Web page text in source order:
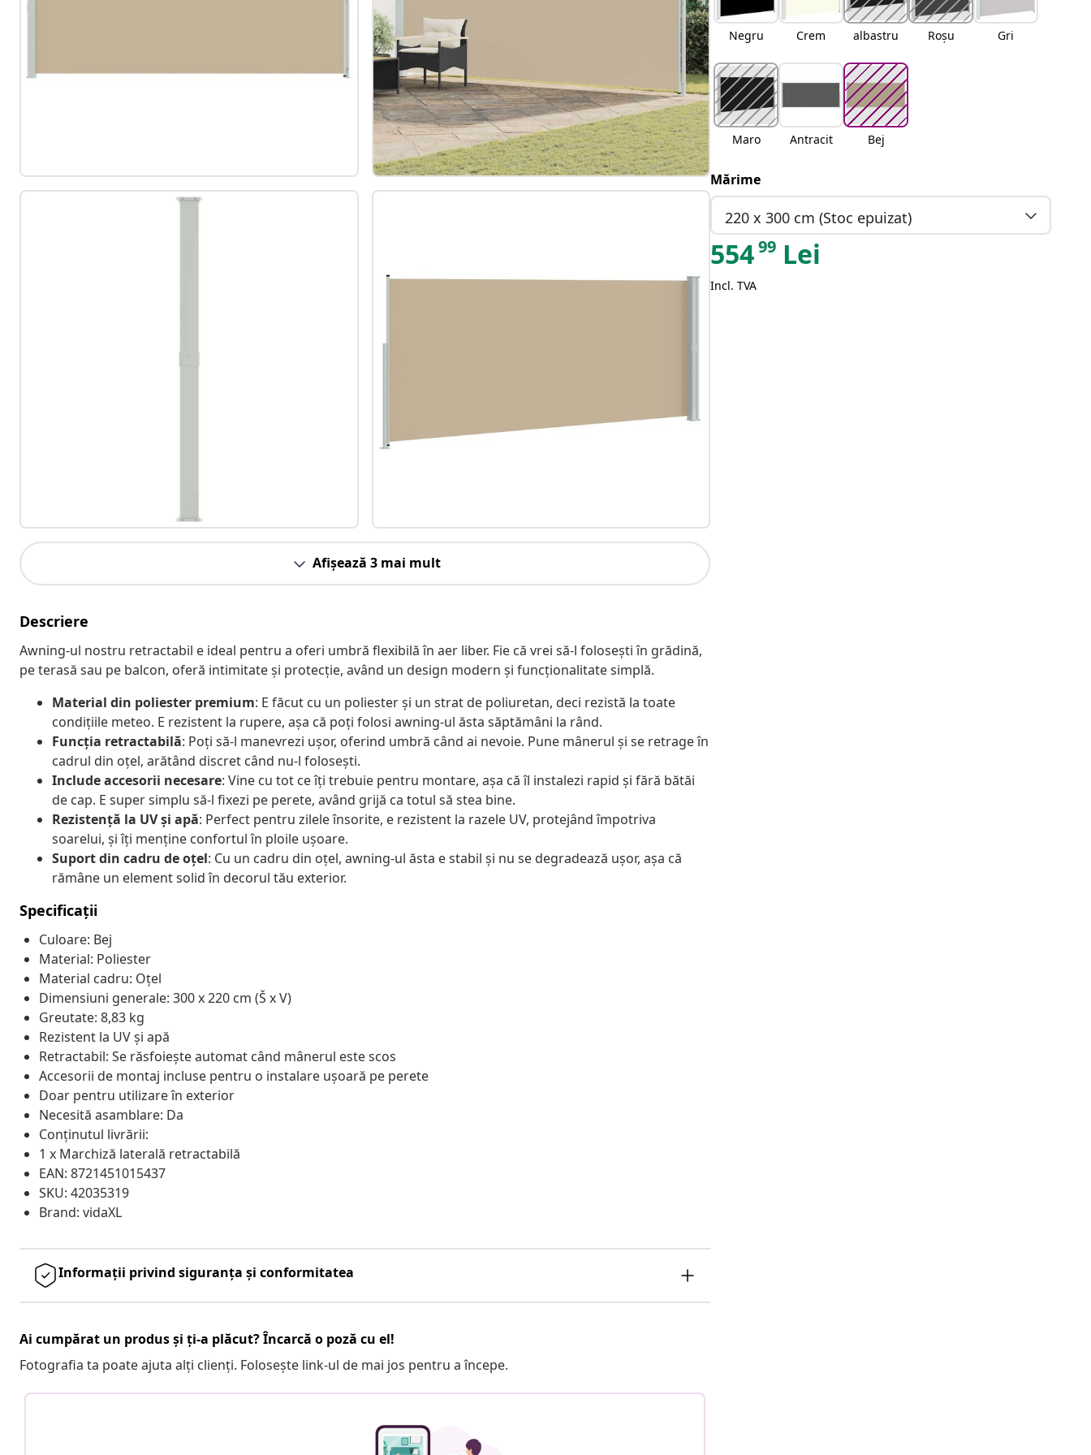
Afișează 3 mai mult
Descriere
Awning-ul nostru retractabil e ideal pentru a oferi umbră flexibilă în aer liber. Fie că vrei să-l folosești în grădină,
pe terasă sau pe balcon, oferă intimitate și protecție, având un design modern și funcționalitate simplă.
Material din poliester premium: E făcut cu un poliester și un strat de poliuretan, deci rezistă la toate
condițiile meteo. E rezistent la rupere, așa că poți folosi awning-ul ăsta săptămâni la rând.
Funcția retractabilă: Poți să-l manevrezi ușor, oferind umbră când ai nevoie. Pune mânerul și se retrage în
cadrul din oțel, arătând discret când nu-l folosești.
Include accesorii necesare: Vine cu tot ce îți trebuie pentru montare, așa că îl instalezi rapid și fără bătăi
de cap. E super simplu să-l fixezi pe perete, având grijă ca totul să stea bine.
Rezistență la UV și apă: Perfect pentru zilele însorite, e rezistent la razele UV, protejând împotriva
soarelui, și îți menține confortul în ploile ușoare.
Suport din cadru de oțel: Cu un cadru din oțel, awning-ul ăsta e stabil și nu se degradează ușor, așa că
rămâne un element solid în decorul tău exterior.
Specificații
Culoare: Bej
Material: Poliester
Material cadru: Oțel
Dimensiuni generale: 300 x 220 cm (Š x V)
Greutate: 8,83 kg
Rezistent la UV și apă
Retractabil: Se răsfoiește automat când mânerul este scos
Accesorii de montaj incluse pentru o instalare ușoară pe perete
Doar pentru utilizare în exterior
Necesită asamblare: Da
Conținutul livrării:
1 x Marchiză laterală retractabilă
EAN: 8721451015437
SKU: 42035319
Brand: vidaXL
Informații privind siguranța și conformitatea
Ai cumpărat un produs și ți-a plăcut? Încarcă o poză cu el!
Fotografia ta poate ajuta alți clienți. Folosește link-ul de mai jos pentru a începe.
Negru Crem albastru Roșu Gri
Maro Antracit Bej
Mărime
220 x 300 cm (Stoc epuizat)
55499 Lei
Incl. TVA